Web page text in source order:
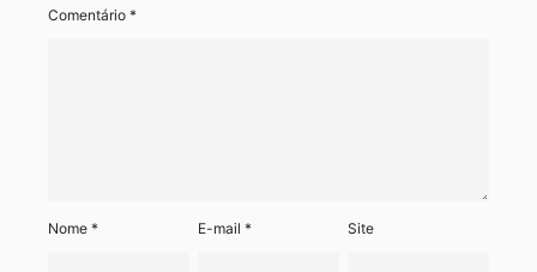
Comentário *
Nome * E-mail* Site